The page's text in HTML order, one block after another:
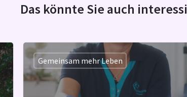
Das könnte Sie auch
Gemeinsam mehr Leben